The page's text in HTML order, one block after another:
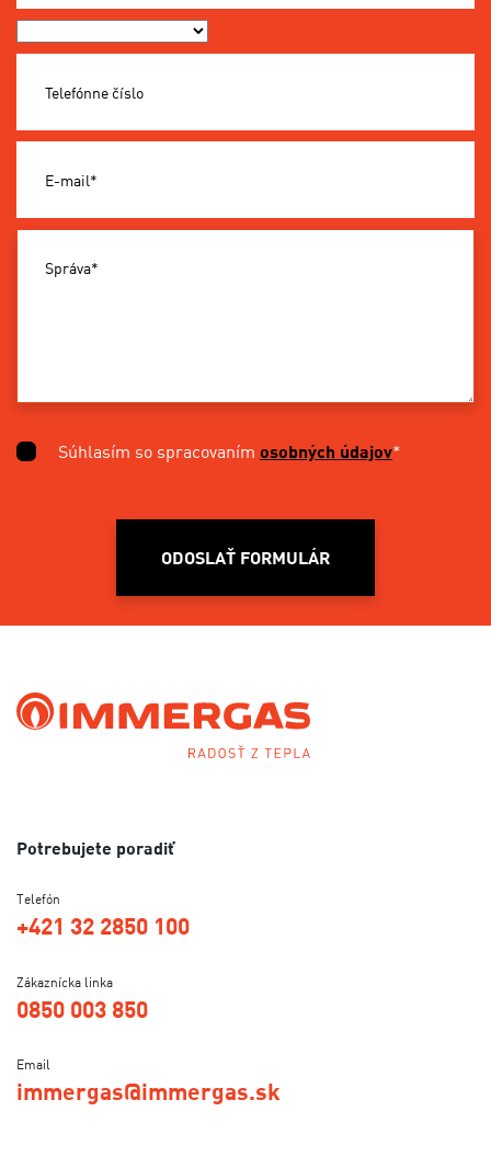
Okres*
Telefónne číslo
E-mail*
Správa*
Súhlasím so spracovaním osobných údajov*
ODOSLAŤ FORMULÁR
Potrebujete poradiť
Telefón
+421 32 2850 100
Zákaznícka linka
0850 003 850
Email
immergas@immergas.sk